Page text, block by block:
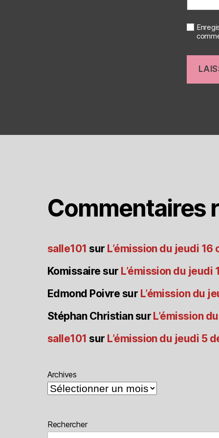
Commentaires
salle101 sur L’émission du jeudi 16
Komissaire sur L’émission du jeudi
Edmond Poivre sur L’émission du
Stéphan Christiansur L’émission
salle101 sur L’émission du jeudi 5
Archives
Rechercher